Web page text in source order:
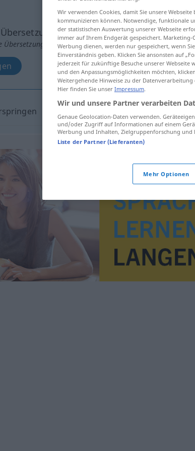
Übersetzung anklicken/antippen)
Wir verwenden Cookies, damit Sie unsere
kommunizieren können. Notwendige, funktionale
der statistischen Auswertung unserer Webseite
immer auf Ihrem Endgerät gespeichert.
Werbung dienen, werden nur gespeichert, wenn
Einverständnis geben. Klicken Sie ansonsten auf
jederzeit für zukünftige Besuche unserer
und den Anpassungsmöglichkeiten möchten,
Weitergehende Hinweise zu der
Hier finden Sie unser Impressum.
Wir und unsere Partner verarbeiten
Genaue Geolocation-Daten verwenden.
und/oder Zugriff auf Informationen auf einem
Werbung und Inhalten, Zielgruppenforschung und
Liste der Partner (Lieferanten)
Mehr Optionen